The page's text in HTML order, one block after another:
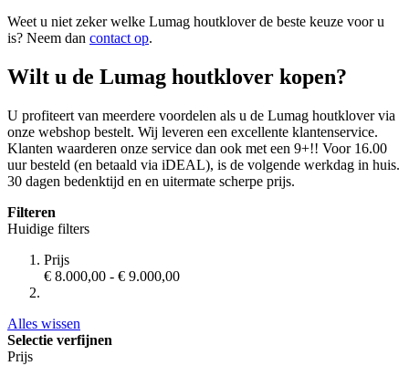
Weet u niet zeker welke Lumag houtklover de beste keuze voor u
is? Neem dan contact op.
Wilt u de Lumag houtklover kopen?
U profiteert van meerdere voordelen als u de Lumag houtklover via
onze webshop bestelt. Wij leveren een excellente klantenservice.
Klanten waarderen onze service dan ook met een 9+!! Voor 16.00
uur besteld (en betaald via iDEAL), is de volgende werkdag in huis.
30 dagen bedenktijd en en uitermate scherpe prijs.
Filteren
Huidige filters
Prijs
€ 8.000,00 - € 9.000,00
Alles wissen
Selectie verfijnen
Prijs